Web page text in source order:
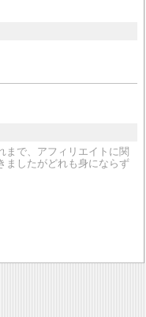
まで、アフィリエイトに関
ましたがどれも身にならず